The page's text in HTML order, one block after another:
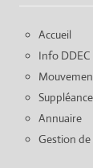
Accueil
Info DDEC
Annuaire
Gestion de